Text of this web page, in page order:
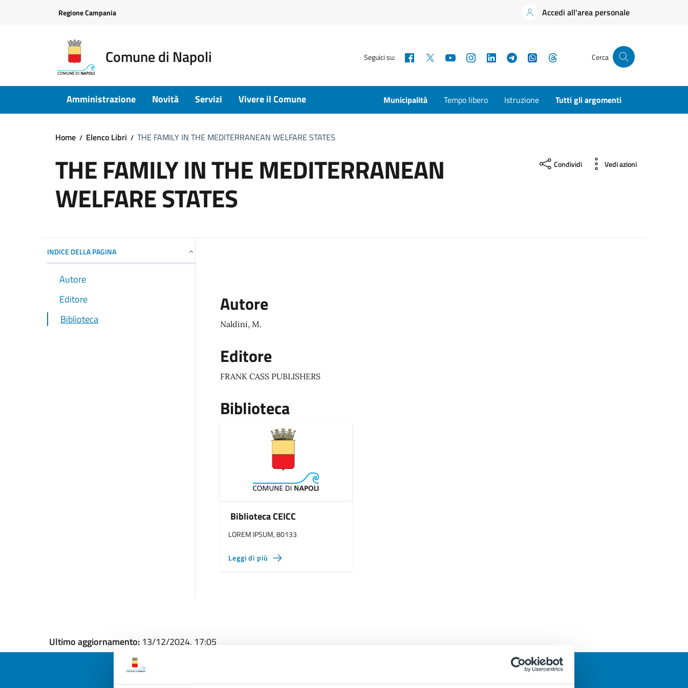
Regione Campania Accedi all'area personale
Comune di Napoli Seguici su: Facebook YouTubeInstagramLinkedInTelegramWhatsApp Cerca
Amministrazione Novità Servizi Vivere il Comune Municipalità Tempo libero Istruzione Tutti gli argomenti
Home Elenco Libri THE FAMILY IN THE MEDITERRANEAN WELFARE STATES
THE FAMILY IN THE MEDITERRANEAN
WELFARE STATES
Condividi Vedi azioni
INDICE DELLA PAGINA
Autore
Editore
Biblioteca
Autore
Naldini, M.
Editore
FRANK CASS PUBLISHERS
Biblioteca
Biblioteca CEICC
LOREM IPSUM, 80133
Leggi di più
Ultimo aggiornamento: 13/12/2024, 17:05